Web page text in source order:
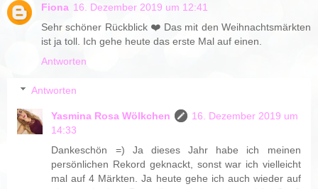
Fiona 16. Dezember 2019 um 12:41
Sehr schöner Rückblick ❤️ Das mit den Weihnachtsmärkten
ist ja toll. Ich gehe heute das erste Mal auf einen.
Antworten
Antworten
Yasmina Rosa Wölkchen
16. Dezember 2019 um
14:33
Dankeschön =) Ja dieses Jahr habe ich meinen
persönlichen Rekord geknackt, sonst war ich vielleicht
mal auf 4 Märkten. Ja heute gehe ich auch wieder auf